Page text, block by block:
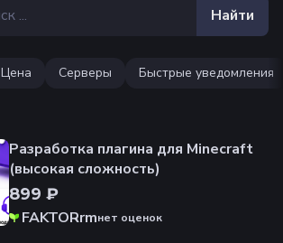
Найти
Цена Серверы Быстрые уведомления
Разработка плагина для Minecraft
(высокая сложность)
899 ₽
FAKTORrmнет оценок